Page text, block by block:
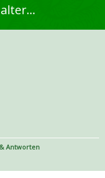
Nähkromanten - Die alternative Näh- und DIY-Community
Antworten